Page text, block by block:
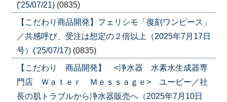
('25/07/21) (0835)
【こだわり商品開発】フェリシモ「復刻ワンピース」
／共感呼び、受注は想定の２倍以上（2025年7月17日
号）('25/07/17) (0835)
【こだわり 商品開発】 <浄水器 水素水生成器専
門店 Ｗａｔｅｒ Ｍｅｓｓａｇｅ> ユーピー／社
長の肌トラブルから浄水器販売へ（2025年7月10日